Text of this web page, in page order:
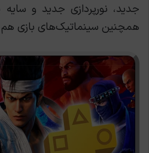
جدید، نورپردازی جدید و
همچنین سینماتیک‌های بازی هم